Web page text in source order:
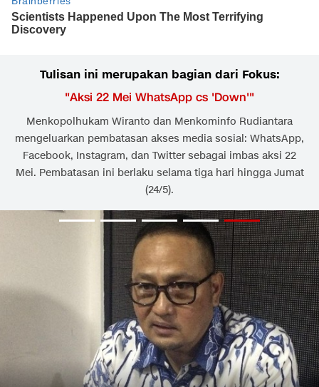
Tulisan ini merupakan bagian dari Fokus:
"Aksi 22 Mei WhatsApp cs 'Down'"
Menkopolhukam Wiranto dan Menkominfo Rudiantara
mengeluarkan pembatasan akses media sosial: WhatsApp,
Facebook, Instagram, dan Twitter sebagai imbas aksi 22
Mei. Pembatasan ini berlaku selama tiga hari hingga Jumat
(24/5).